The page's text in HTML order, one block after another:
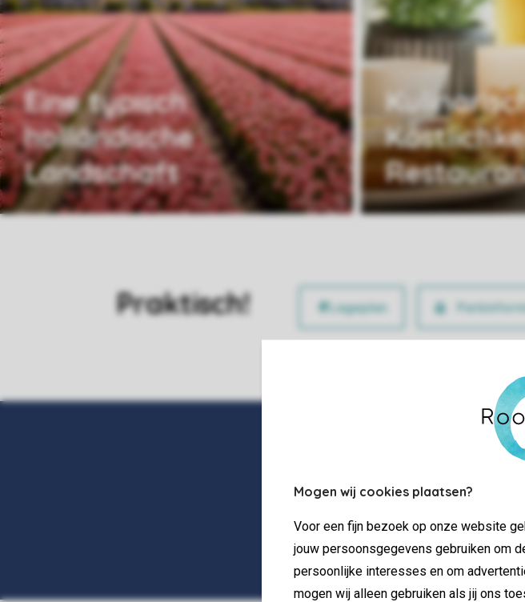
Mogen wij cookies plaatsen?
Voor een fijn bezoek op onze website
jouw persoonsgegevens gebruiken om
persoonlijke interesses en om
mogen wij alleen gebruiken als jij ons
Eine typisch
holländische
Landschaft
Praktisch!